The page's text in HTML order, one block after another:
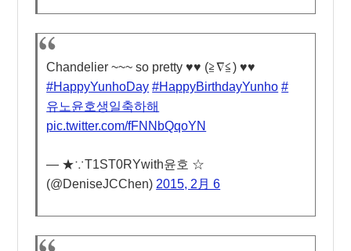
Chandelier ~~~ so pretty ♥︎♥︎ (≧∇≦) ♥︎♥︎
#HappyYunhoDay #HappyBirthdayYunho #
유노윤호생일축하해
pic.twitter.com/fFNNbQqoYN
— ★∵T1ST0RYwith윤호 ☆
(@DeniseJCChen) 2015, 2月 6